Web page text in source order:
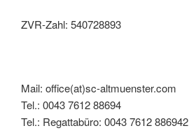
ZVR-Zahl: 540728893
Mail: office(at)sc-altmuenster.com
Tel.: 0043 7612 88694
Tel.: Regattabüro: 0043 7612 886942